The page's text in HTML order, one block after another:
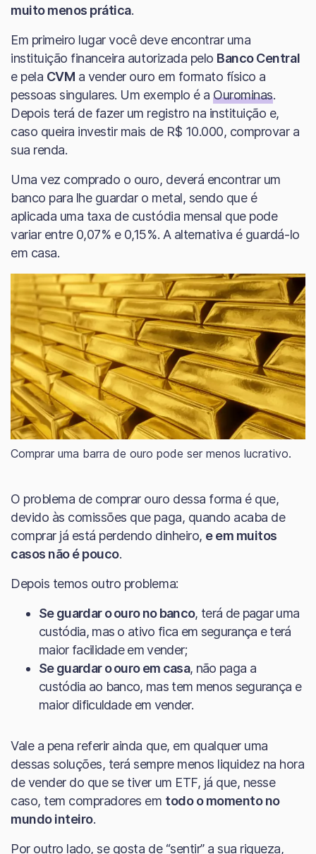
muito menos prática.
Em primeiro lugar você deve encontrar uma
instituição financeira autorizada pelo Banco Central
e pela CVM a vender ouro em formato físico a
pessoas singulares. Um exemplo é aOurominas.
Depois terá de fazer um registro na instituição e,
caso queira investir mais de R$ 10.000, comprovar a
sua renda.
Uma vez comprado o ouro, deverá encontrar um
banco para lhe guardar o metal, sendo que é
aplicada uma taxa de custódia mensal que pode
variar entre 0,07% e 0,15%. A alternativa é guardá-lo
em casa.
Comprar uma barra de ouro pode ser menos lucrativo.
O problema de comprar ouro dessa forma é que,
devido às comissões que paga, quando acaba de
comprar já está perdendo dinheiro, e em muitos
casos não é pouco.
Depois temos outro problema:
Se guardar o ouro no banco, terá de pagar uma
custódia, mas o ativo fica em segurança e terá
maior facilidade em vender;
Se guardar o ouro em casa, não paga a
custódia ao banco, mas tem menos segurança e
maior dificuldade em vender.
Vale a pena referir ainda que, em qualquer uma
dessas soluções, terá sempre menos liquidez na hora
de vender do que se tiver um ETF, já que, nesse
caso, tem compradores em todo o momento no
mundo inteiro.
Por outro lado, se gosta de “sentir” a sua riqueza,